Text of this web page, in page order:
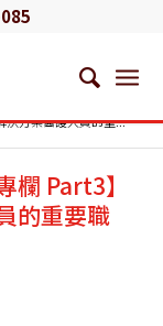
決方案醫護人員的重...
欄 Part3】
的重要職